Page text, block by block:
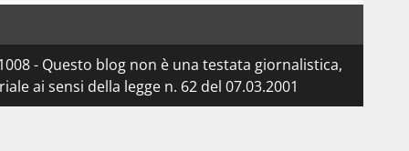
- Questo blog non è una testata giornalistica,
ai sensi della legge n. 62 del 07.03.2001